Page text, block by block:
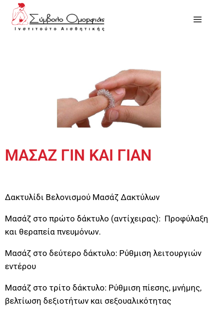
ΜΑΣΑΖ ΓΙΝ ΚΑΙ ΓΙΑΝ
Δακτυλίδι Βελονισμού Μασάζ Δακτύλων
Μασάζ στο πρώτο δάκτυλο (αντίχειρας): Προφύλαξη
και θεραπεία πνευμόνων.
Μασάζ στο δεύτερο δάκτυλο: Ρύθμιση λειτουργιών
εντέρου
Μασάζ στο τρίτο δάκτυλο: Ρύθμιση πίεσης, μνήμης,
βελτίωση δεξιοτήτων και σεξουαλικότητας